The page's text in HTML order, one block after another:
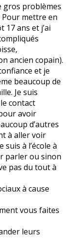
gros problèmes
mettre en
17 ans et j’ai
ancien copain).
et je
beaucoup de
Je suis
contact
avoir
d’autres
à aller voir
à l’école à
parler ou sinon
pas du tout à
à cause
vous faites
leurs